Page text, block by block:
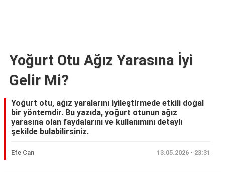
Yoğurt Otu Ağız Yarasına İyi
Gelir Mi?
Yoğurt otu, ağız yaralarını iyileştirmede etkili doğal
bir yöntemdir. Bu yazıda, yoğurt otunun ağız
yarasına olan faydalarını ve kullanımını detaylı
şekilde bulabilirsiniz.
Efe Can 13.05.2026 • 23:31